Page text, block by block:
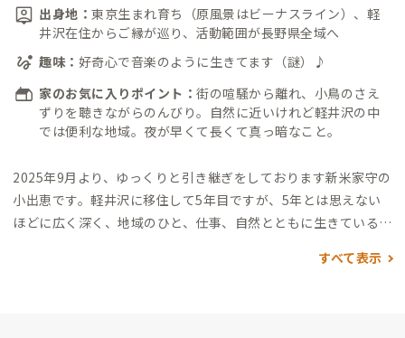
出身地： 東京生まれ育ち（原風景はビーナスライン）、軽
井沢在住からご縁が巡り、活動範囲が長野県全域へ
趣味： 好奇心で音楽のように生きてます（謎）♪
家のお気に入りポイント： 街の喧騒から離れ、小鳥のさえ
ずりを聴きながらのんびり。自然に近いけれど軽井沢の中
では便利な地域。夜が早くて長くて真っ暗なこと。
2025年9月より、ゆっくりと引き継ぎをしております新米家守の
小出恵です。 軽井沢に移住して5年目ですが、5年とは思えない
ほどに広く深く、地域のひと、仕事、自然とともに生きている、
聞こえが良いですが、これからも貪欲に貢献しながら浅間山を
すべて表示